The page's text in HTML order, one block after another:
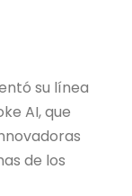
su línea
AI, que
de los